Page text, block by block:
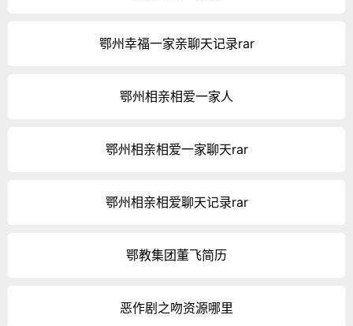
鄂州幸福一家亲聊天记录rar
鄂州相亲相爱一家人
鄂州相亲相爱一家聊天rar
鄂州相亲相爱聊天记录rar
鄂教集团董飞简历
恶作剧之吻资源哪里